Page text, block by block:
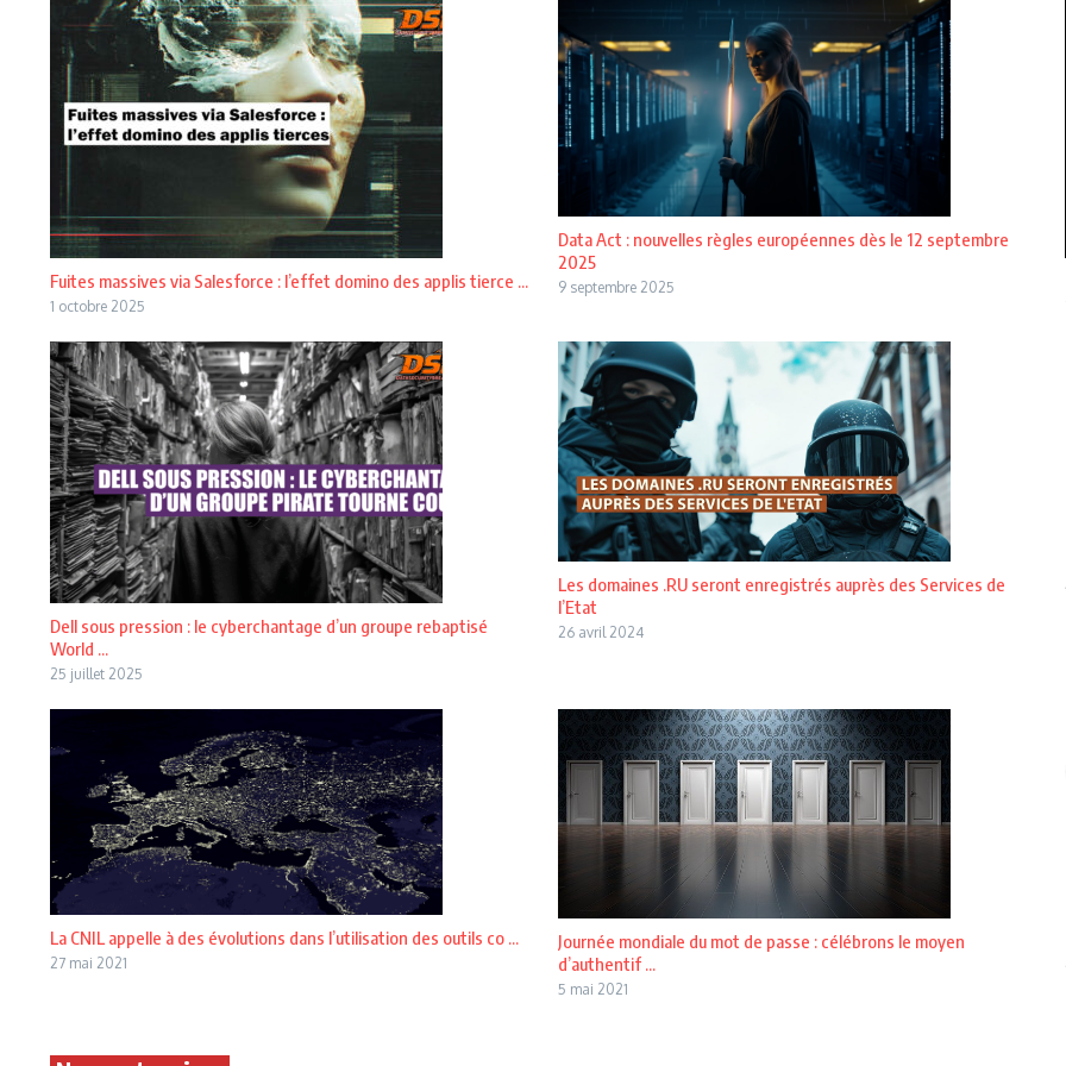
Fuites massives via Salesforce : l’effet domino des applis tierce ...
1 octobre 2025
Data Act : nouvelles règles européennes dès le 12 septembre
2025
9 septembre 2025
Dell sous pression : le cyberchantage d’un groupe rebaptisé
World ...
25 juillet 2025
Les domaines .RU seront enregistrés auprès des Services de
l’Etat
26 avril 2024
La CNIL appelle à des évolutions dans l’utilisation des outils co ...
27 mai 2021
Journée mondiale du mot de passe : célébrons le moyen
d’authentif ...
5 mai 2021